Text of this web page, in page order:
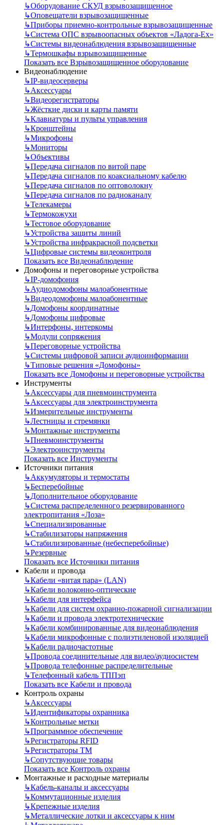
↳Оборудование СКУД взрывозащищенное
↳Оповещатели взрывозащищенные
↳Приборы приемно-контрольные взрывозащищенные
↳Система ОПС взрывоопасных объектов «Ладога-Ex»
↳Системы видеонаблюдения взрывозащищенные
↳Термошкафы взрывозащищенные
Показать все Взрывозащищенное оборудование
Видеонаблюдение
↳IP-видеосерверы
↳Аксессуары
↳Видеорегистраторы
↳Жёсткие диски и карты памяти
↳Клавиатуры и пульты управления
↳Кронштейны
↳Микрофоны
↳Мониторы
↳Объективы
↳Передача сигналов по витой паре
↳Передача сигналов по коаксиальному кабелю
↳Передача сигналов по оптоволокну
↳Передача сигналов по радиоканалу
↳Телекамеры
↳Термокожухи
↳Тестовое оборудование
↳Устройства защиты линий
↳Устройства инфракрасной подсветки
↳Цифровые системы видеоконтроля
Показать все Видеонаблюдение
Домофоны и переговорные устройства
↳IP-домофония
↳Аудиодомофоны малоабонентные
↳Видеодомофоны малоабонентные
↳Домофоны координатные
↳Домофоны цифровые
↳Интерфоны, интеркомы
↳Модули сопряжения
↳Переговорные устройства
↳Системы цифровой записи аудиоинформации
↳Типовые решения «Домофоны»
Показать все Домофоны и переговорные устройства
Инструменты
↳Аксессуары для пневмоинструмента
↳Аксессуары для электроинструмента
↳Измерительные инструменты
↳Лестницы и стремянки
↳Монтажные инструменты
↳Пневмоинструменты
↳Электроинструменты
Показать все Инструменты
Источники питания
↳Аккумуляторы и термостаты
↳Бесперебойные
↳Дополнительное оборудование
↳Система распределенного резервированного
электропитания «Лоза»
↳Специализированные
↳Стабилизаторы напряжения
↳Стабилизированные (небесперебойные)
↳Резервные
Показать все Источники питания
Кабели и провода
↳Кабели «витая пара» (LAN)
↳Кабели волоконно-оптические
↳Кабели для интерфейса
↳Кабели для систем охранно-пожарной сигнализации
↳Кабели и провода электротехнические
↳Кабели комбинированные для видеонаблюдения
↳Кабели микрофонные с полиэтиленовой изоляцией
↳Кабели радиочастотные
↳Провода соединительные для видео/аудиосистем
↳Провода телефонные распределительные
↳Телефонный кабель ТППэп
Показать все Кабели и провода
Контроль охраны
↳Аксессуары
↳Идентификаторы охранника
↳Контрольные метки
↳Программное обеспечение
↳Регистраторы RFID
↳Регистраторы ТМ
↳Сопутствующие товары
Показать все Контроль охраны
Монтажные и расходные материалы
↳Кабель-каналы и аксессуары
↳Коммутационные изделия
↳Крепежные изделия
↳Металлические лотки и аксессуары к ним